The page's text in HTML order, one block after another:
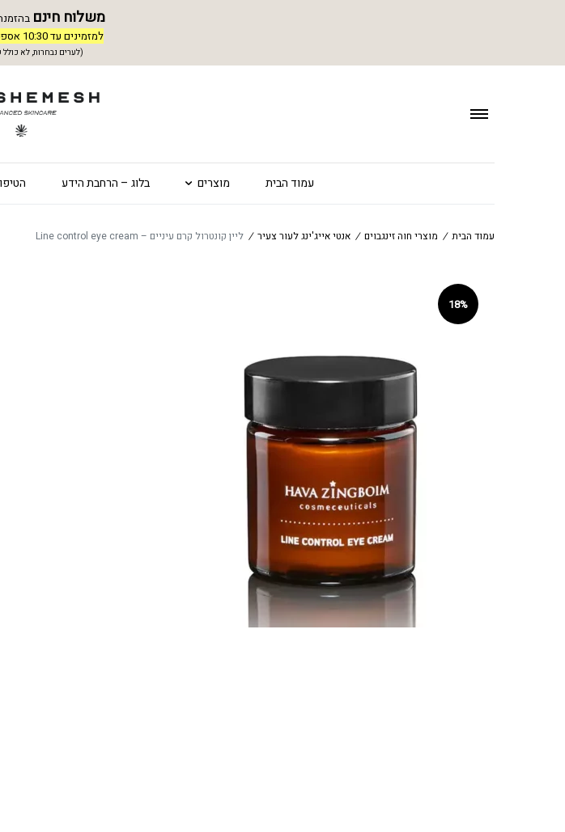
משלוח חינם בהזמנה
למזמינים עד 10:30 אספקה באותו היום
(לערים נבחרות, לא
עמוד הבית מוצרים בלוג – הרחבת הידע
עמוד הבית / מוצרי חוה זינגבוים / אנטי אייג'ינג לעור צעיר / ליין קונטרול קרם עיניים – Line control eye cream
18%